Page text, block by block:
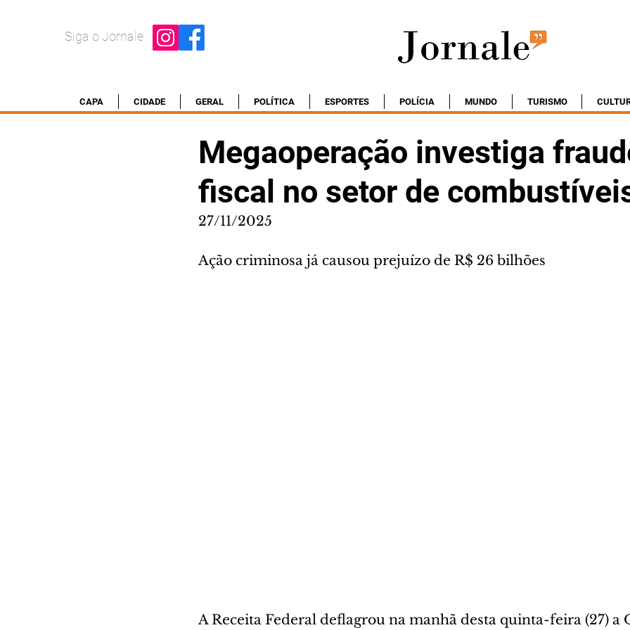
Siga o Jornale
CAPA CIDADE GERAL POLÍTICA ESPORTES POLÍCIA MUNDO TURISMO
Megaoperação investiga
fiscal no setor de
27/11/2025
Ação criminosa já causou prejuízo de R$ 26 bilhões
A Receita Federal deflagrou na manhã desta quinta-feira (27) a